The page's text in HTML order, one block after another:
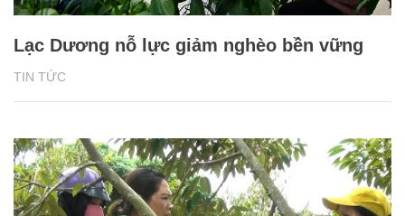
TIN TỨC
Lạc Dương nỗ lực giảm nghèo bền vững